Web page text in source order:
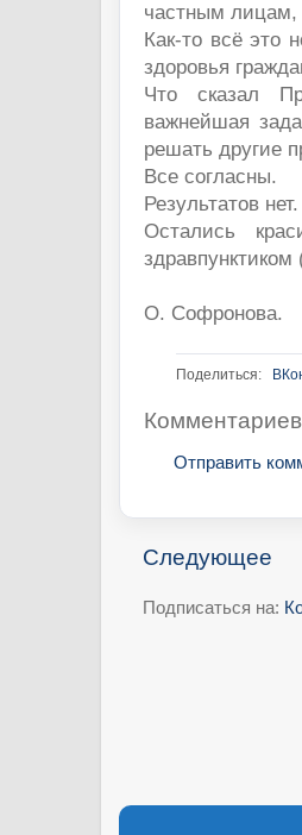
частным лицам,
Как-то всё это
здоровья
Что сказал
важнейшая
решать другие
Все согласны.
Результатов нет.
Остались
здравпунктиком
О. Софронова.
Поделиться:
Отправить
Следующее
Подписаться на: